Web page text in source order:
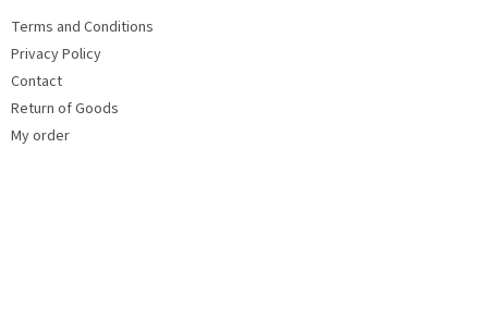
Terms and Conditions
Privacy Policy
Contact
Return of Goods
My order